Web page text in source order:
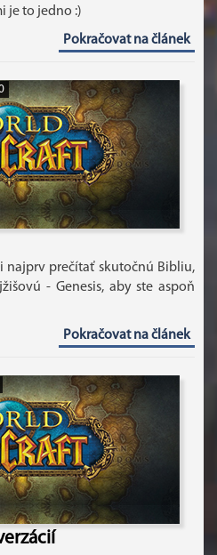
je to jedno :)
Pokračovat na článek
najprv prečítať skutočnú Bibliu,
- Genesis, aby ste aspoň
Pokračovat na článek